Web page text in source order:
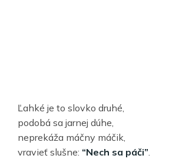
Ľahké je to slovko druhé,
podobá sa jarnej dúhe,
neprekáža máčny máčik,
vravieť slušne: “Nech sa páči”.